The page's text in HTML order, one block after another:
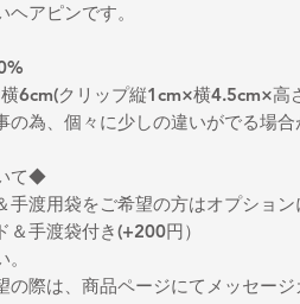
アピンです。
6cm(クリップ縦1cm×横4.5cm×高
の為、個々に少しの違いがでる場合
て◆
手渡用袋をご希望の方はオプション
＆手渡袋付き(+200円）
の際は、商品ページにてメッセー